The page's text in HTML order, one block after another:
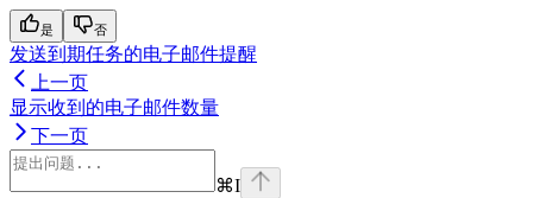
是 否
发送到期任务的电子邮件提醒
上一页
显示收到的电子邮件数量
下一页
⌘I